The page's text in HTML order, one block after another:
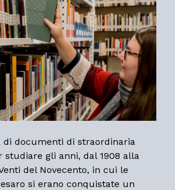
di documenti di straordinaria
studiare gli anni, dal 1908 alla
del Novecento, in cui le
si erano conquistate un